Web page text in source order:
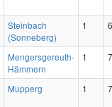
Steinbach
(Sonneberg)
1
Mengersgereuth-
Hämmern
1
Mupperg 1